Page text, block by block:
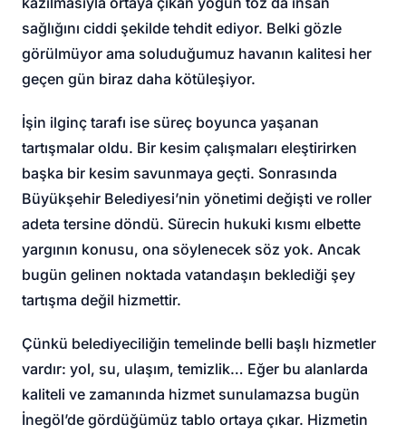
sağlığını ciddi şekilde tehdit ediyor. Belki gözle
görülmüyor ama soluduğumuz havanın kalitesi her
geçen gün biraz daha kötüleşiyor.
İşin ilginç tarafı ise süreç boyunca yaşanan
tartışmalar oldu. Bir kesim çalışmaları eleştirirken
başka bir kesim savunmaya geçti. Sonrasında
Büyükşehir Belediyesi’nin yönetimi değişti ve roller
adeta tersine döndü. Sürecin hukuki kısmı elbette
yargının konusu, ona söylenecek söz yok. Ancak
bugün gelinen noktada vatandaşın beklediği şey
tartışma değil hizmettir.
Çünkü belediyeciliğin temelinde belli başlı hizmetler
vardır: yol, su, ulaşım, temizlik… Eğer bu alanlarda
kaliteli ve zamanında hizmet sunulamazsa bugün
İnegöl’de gördüğümüz tablo ortaya çıkar. Hizmetin